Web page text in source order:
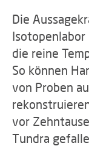
Die
die reine
So können
von Proben
vor
Tundra